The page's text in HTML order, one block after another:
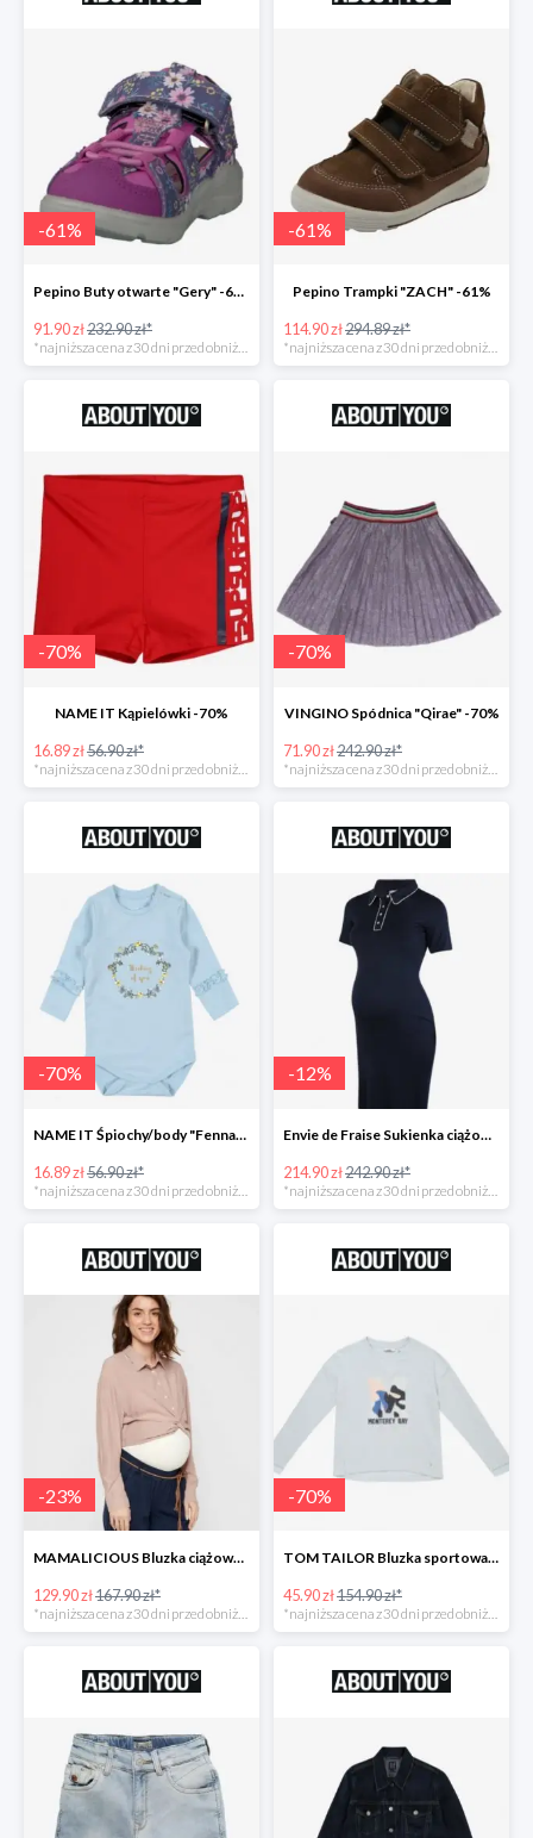
-61%
Pepino Buty otwarte "Gery" -61%
91.90 zł232.90 zł*
-61%
Pepino Trampki "ZACH" -61%
114.90 zł294.89 zł*
-70%
NAME IT Kąpielówki -70%
16.89 zł56.90 zł*
-70%
VINGINO Spódnica "Qirae" -70%
71.90 zł242.90 zł*
-70%
NAME IT Śpiochy/body "Fenna" -70%
16.89 zł56.90 zł*
*najniższa cena z 30 dni przed obniżką
-12%
Envie de Fraise Sukienka ciążowa "Chantal" -12%
214.90 zł242.90 zł*
*najniższa cena z 30 dni przed obniżką
-23%
MAMALICIOUS Bluzka ciążowa -23%
129.90 zł167.90 zł*
-70%
TOM TAILOR Bluzka sportowa -70%
45.90 zł154.90 zł*